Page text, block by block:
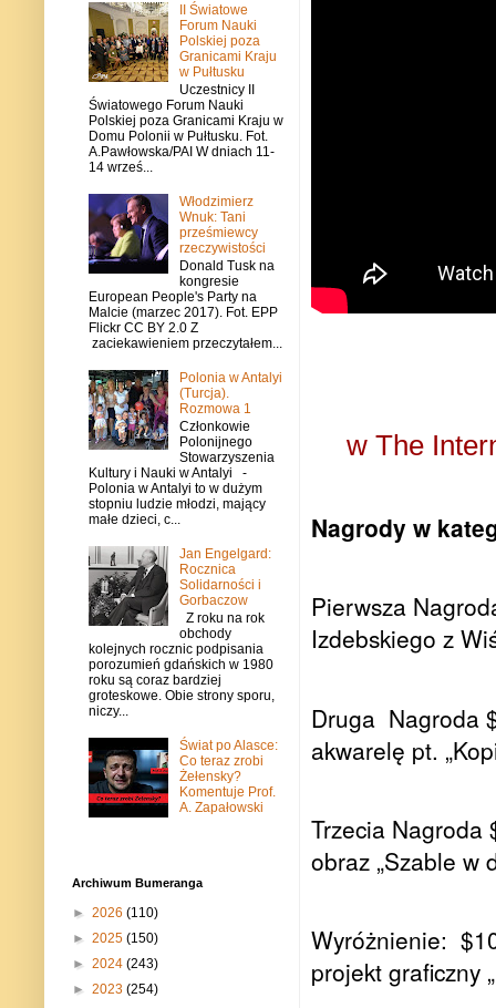
w The
Nagrody w
Pierwsza
Izdebskiego z
Druga Nagroda
akwarelę pt.
Trzecia Nagroda
obraz „Szable w
Wyróżnienie:
projekt graficzny
II Światowe
Forum Nauki
Polskiej poza
Granicami Kraju
w Pułtusku
Uczestnicy II
Światowego Forum Nauki
Polskiej poza Granicami Kraju w
Domu Polonii w Pułtusku. Fot.
A.Pawłowska/PAI W dniach 11-
14 wrześ...
Włodzimierz
Wnuk: Tani
prześmiewcy
rzeczywistości
Donald Tusk na
kongresie
European People's Party na
Malcie (marzec 2017). Fot. EPP
Flickr CC BY 2.0 Z
zaciekawieniem przeczytałem...
Polonia w Antalyi
(Turcja).
Rozmowa 1
Członkowie
Polonijnego
Stowarzyszenia
Kultury i Nauki w Antalyi -
Polonia w Antalyi to w dużym
stopniu ludzie młodzi, mający
małe dzieci, c...
Jan Engelgard:
Rocznica
Solidarności i
Gorbaczow
Z roku na rok
obchody
kolejnych rocznic podpisania
porozumień gdańskich w 1980
roku są coraz bardziej
groteskowe. Obie strony sporu,
niczy...
Świat po Alasce:
Co teraz zrobi
Żełensky?
Komentuje Prof.
A. Zapałowski
Archiwum Bumeranga
► 2026 (110)
► 2025 (150)
► 2024 (243)
► 2023 (254)